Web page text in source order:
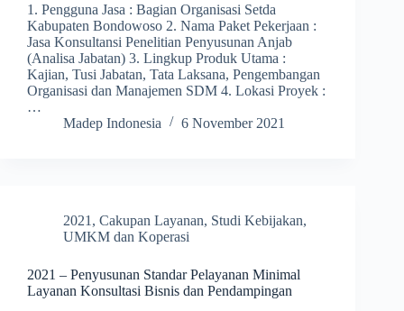
1. Pengguna Jasa : Bagian Organisasi Setda
Kabupaten Bondowoso 2. Nama Paket Pekerjaan :
Jasa Konsultansi Penelitian Penyusunan Anjab
(Analisa Jabatan) 3. Lingkup Produk Utama :
Kajian, Tusi Jabatan, Tata Laksana, Pengembangan
Organisasi dan Manajemen SDM 4. Lokasi Proyek :
…
Madep Indonesia
6 November 2021
2021 , Cakupan Layanan, Studi Kebijakan,
UMKM dan Koperasi
2021 – Penyusunan Standar Pelayanan Minimal
Layanan Konsultasi Bisnis dan Pendampingan